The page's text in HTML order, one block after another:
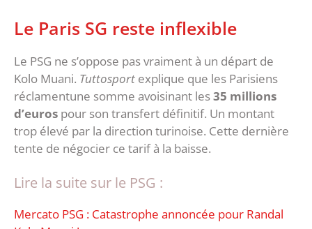
Le Paris SG reste inflexible
Le PSG ne s’oppose pas vraiment à un départ de
Kolo Muani. Tuttosport explique que les Parisiens
réclamentune somme avoisinant les35 millions
d’euros pour son transfert définitif. Un montant
trop élevé par la direction turinoise. Cette dernière
tente de négocier ce tarif à la baisse.
Lire la suite sur le PSG :
Mercato PSG : Catastrophe annoncée pour Randal